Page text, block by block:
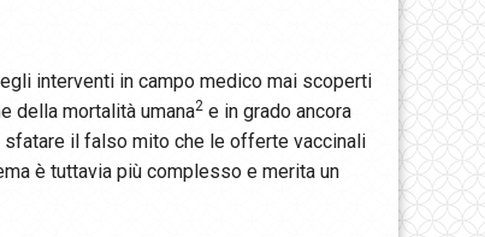
interventi in campo medico mai scoperti
della mortalità umana2 e in grado ancora
il falso mito che le offerte vaccinali
è tuttavia più complesso e merita un